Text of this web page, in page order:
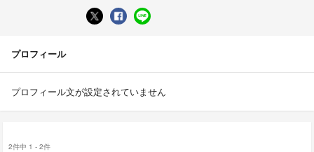
プロフィール
プロフィール文が設定されていません
2件中 1 - 2件